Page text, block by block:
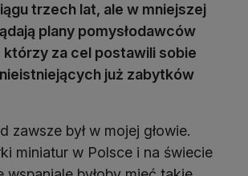
trzech lat, ale w mniejszej
plany pomysłodawców
którzy za cel postawili sobie
już zabytków
zawsze był w mojej głowie.
miniatur w Polsce i na świecie